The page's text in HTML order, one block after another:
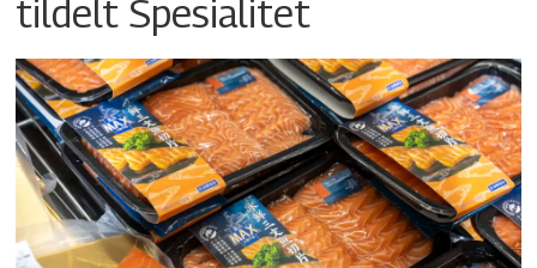
tildelt Spesialitet